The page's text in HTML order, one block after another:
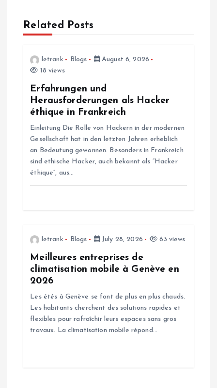
vRelated Posts
letrank Blogs
August 6, 2026
18 views
Erfahrungen und
Herausforderungen als Hacker
éthique in Frankreich
Einleitung Die Rolle von Hackern in der modernen
Gesellschaft hat in den letzten Jahren erheblich
an Bedeutung gewonnen. Besonders in Frankreich
sind ethische Hacker, auch bekannt als “Hacker
éthique”, aus…
letrank Blogs July 28, 2026 63 views
Meilleures entreprises de
climatisation mobile à Genève en
2026
Les étés à Genève se font de plus en plus chauds.
Les habitants cherchent des solutions rapides et
flexibles pour rafraîchir leurs espaces sans gros
travaux. La climatisation mobile répond…